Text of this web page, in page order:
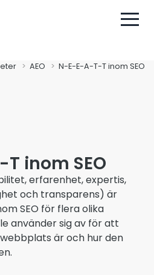
AEO N-E-E-A-T-T inom SEO
inom SEO
erfarenhet, expertis,
och transparens) är
SEO för flera olika
använder sig av för att
är och hur den